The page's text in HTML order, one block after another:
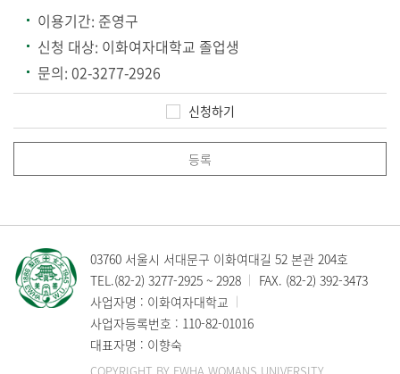
이용기간: 준영구
신청 대상: 이화여자대학교 졸업생
문의: 02-3277-2926
신청하기
등록
03760 서울시 서대문구 이화여대길 52 본관 204호
TEL.(82-2) 3277-2925~ 2928
FAX. (82-2) 392-3473
사업자명 : 이화여자대학교
사업자등록번호 : 110-82-01016
대표자명 : 이향숙
COPYRIGHT BY EWHA WOMANS UNIVERSITY,